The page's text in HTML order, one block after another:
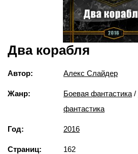
Два корабля
Автор: Алекс Слайдер
Жанр: Боевая фантастика /
фантастика
Год: 2016
Страниц: 162